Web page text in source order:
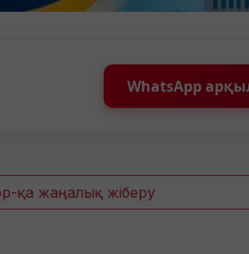
WhatsApp
қа жаңалық жіберу